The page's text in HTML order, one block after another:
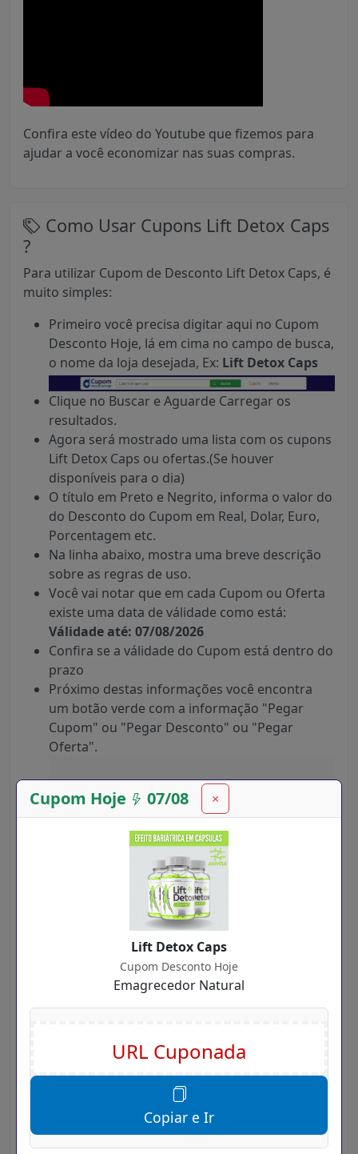
Cupom Hoje 07/08 ×
Lift Detox Caps
Cupom Desconto Hoje
Emagrecedor Natural
Copiar e Ir
Confira este vídeo do Youtube que fizemos para
ajudar a você economizar nas suas compras.
Como Usar Cupons Lift Detox Caps
?
Para utilizar Cupom de Desconto Lift Detox Caps, é
muito simples:
Primeiro você precisa digitar aqui no Cupom
Desconto Hoje, lá em cima no campo de busca,
o nome da loja desejada, Ex: Lift Detox Caps
Clique no Buscar e Aguarde Carregar os
resultados.
Agora será mostrado uma lista com os cupons
Lift Detox Caps ou ofertas.(Se houver
disponíveis para o dia)
O título em Preto e Negrito, informa o valor do
do Desconto do Cupom em Real, Dolar, Euro,
Porcentagem etc.
Na linha abaixo, mostra uma breve descrição
sobre as regras de uso.
Você vai notar que em cada Cupom ou Oferta
existe uma data de válidade como está:
Válidade até: 07/08/2026
Confira se a válidade do Cupom está dentro do
prazo
Próximo destas informações você encontra
um botão verde com a informação "Pegar
Cupom" ou "Pegar Desconto" ou "Pegar
Oferta".
Clique neste botão verde
Será mostrado uma nova tela com mais
informações sobre este Cupom.
Também será mostrado um
botão azul com a informação:
Clique no botão azul para Copiar o Código e
ser Redirecionado para o site da loja Lift Detox
No site da loja Lift Detox Caps você pode fazer